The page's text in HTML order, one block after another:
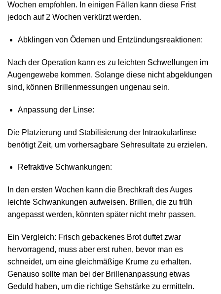
Wochen empfohlen. In einigen Fällen kann diese Frist
jedoch auf 2 Wochen verkürzt werden.
Abklingen von Ödemen und Entzündungsreaktionen:
Nach der Operation kann es zu leichten Schwellungen im
Augen­gewebe kommen. Solange diese nicht abgeklungen
sind, können Brillenmessungen ungenau sein.
Anpassung der Linse:
Die Platzierung und Stabilisierung der Intraokularlinse
benötigt Zeit, um vorhersagbare Sehresultate zu erzielen.
Refraktive Schwankungen:
In den ersten Wochen kann die Brechkraft des Auges
leichte Schwankungen aufweisen. Brillen, die zu früh
angepasst werden, könnten später nicht mehr passen.
Ein Vergleich: Frisch gebackenes Brot duftet zwar
hervorragend, muss aber erst ruhen, bevor man es
schneidet, um eine gleichmäßige Krume zu erhalten.
Genauso sollte man bei der Brillenanpassung etwas
Geduld haben, um die richtige Sehstärke zu ermitteln.